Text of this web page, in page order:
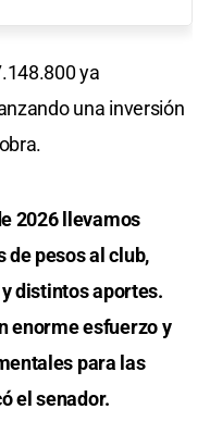
ya
una inversión
2026 llevamos
de pesos al club,
distintos aportes.
enorme esfuerzo y
para las
el senador.